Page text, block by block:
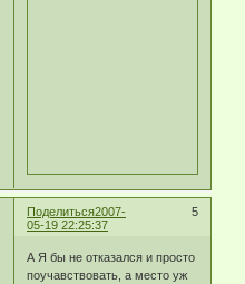
Поделиться 5
2007-
05-19 22:25:37
А Я бы не отказался и просто
поучавствовать, а место уж